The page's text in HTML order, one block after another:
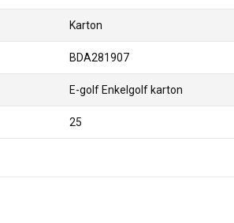
Karton
BDA281907
E-golf Enkelgolf karton
25